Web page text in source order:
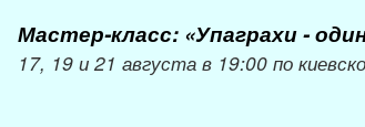
Мастер-класс: «Упаграхи -
17, 19 и 21 августа в 19:00 по